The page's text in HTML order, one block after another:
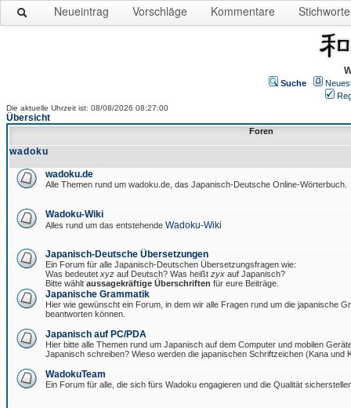
Neueintrag Vorschläge Kommentare Stichworte
Suche
Die aktuelle Uhrzeit ist: 08/08/2026 08:27:00
Übersicht
Foren
wadoku
wadoku.de
Alle Themen rund um wadoku.de, das Japanisch-Deutsche Online-Wörterbuch.
Wadoku-Wiki
Alles rund um das entstehende Wadoku-Wiki
Japanisch-Deutsche Übersetzungen
Ein Forum für alle Japanisch-Deutschen Übersetzungsfragen wie:
Was bedeutet xyz auf Deutsch? Was heißt zyx auf Japanisch?
Bitte wählt aussagekräftige Überschriften für eure Beiträge.
Japanische Grammatik
Hier wie gewünscht ein Forum, in dem wir alle Fragen rund um die japanische
beantworten können.
Japanisch auf PC/PDA
Hier bitte alle Themen rund um Japanisch auf dem Computer und mobilen
Japanisch schreiben? Wieso werden die japanischen Schriftzeichen (Kana und
WadokuTeam
Ein Forum für alle, die sich fürs Wadoku engagieren und die Qualität